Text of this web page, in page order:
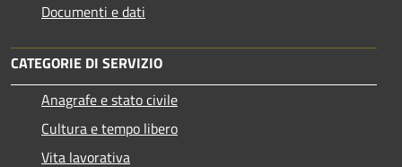
Documenti e dati
CATEGORIE DI SERVIZIO
Anagrafe e stato civile
Cultura e tempo libero
Vita lavorativa